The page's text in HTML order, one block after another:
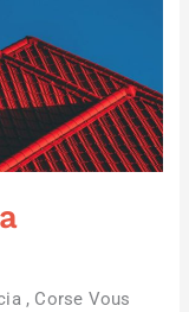
, Corse Vous